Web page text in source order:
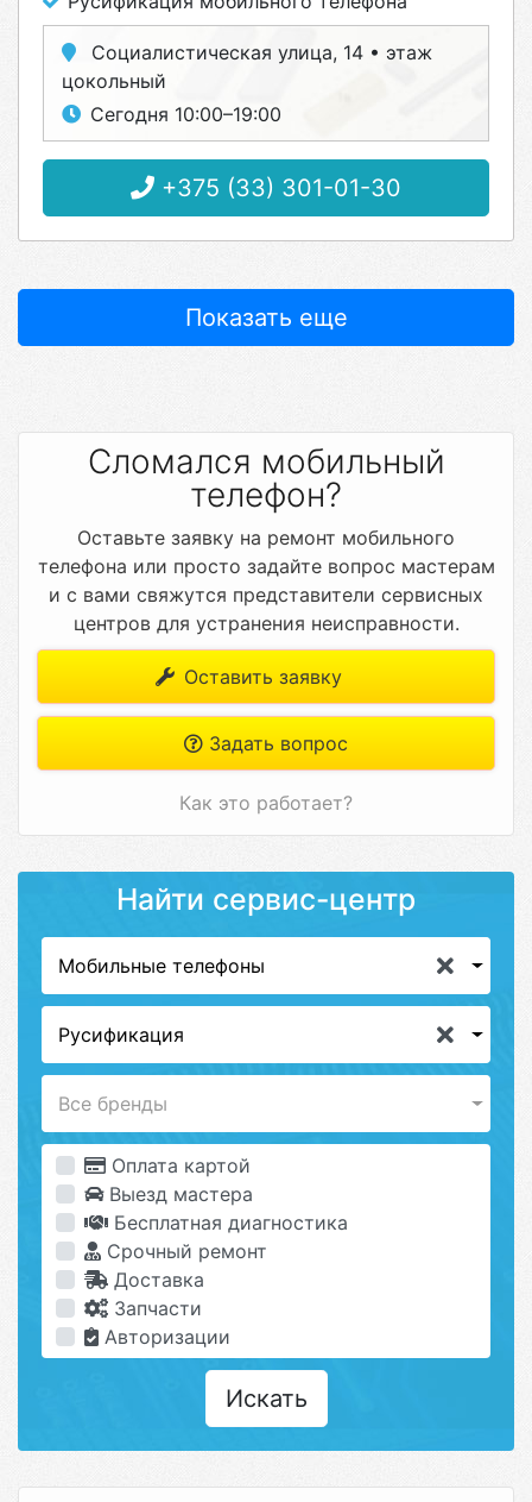
Социалистическая улица, 14 • этаж
цокольный
Сегодня 10:00–19:00
+375 (33) 301-01-30
Показать еще
Сломался мобильный
телефон?
Оставьте заявку на ремонт мобильного
телефона или просто задайте вопрос мастерам
и с вами свяжутся представители сервисных
центров для устранения неисправности.
Оставить заявку
Задать вопрос
Как это работает?
Найти сервис-центр
Мобильные телефоны
Русификация
Все бренды
Оплата картой
Выезд мастера
Бесплатная диагностика
Срочный ремонт
Доставка
Запчасти
Авторизации
Искать